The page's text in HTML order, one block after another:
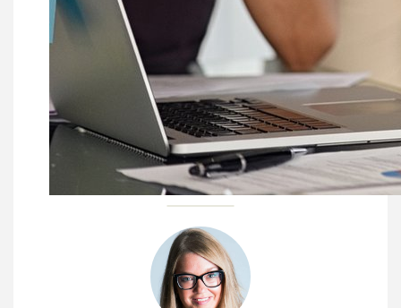
Roxane DE HOE
Marie MAHIEU